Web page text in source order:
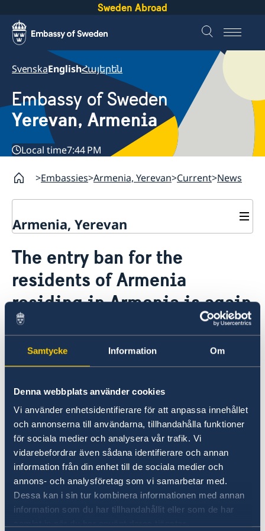
Samtycke Information Om
Denna webbplats använder cookies
Vi använder enhetsidentifierare för att anpassa innehållet
och annonserna till användarna, tillhandahålla funktioner
för sociala medier och analysera vår trafik. Vi
vidarebefordrar även sådana identifierare och annan
information från din enhet till de sociala medier och
annons- och analysföretag som vi samarbetar med.
Dessa kan i sin tur kombinera informationen med annan
information som du har tillhandahållit eller som de har
Sweden Abroad
SvenskaEnglishՀայերեն
Embassy of Sweden
Yerevan, Armenia
Local time7:44 PM
Embassies Armenia, Yerevan Current News
Armenia, Yerevan
About us
Ambassador
Current
News
Vote in Armenia
The entry ban for the
residents of Armenia
residing in Armenia is again
in force
20 Sep 2021
Given the epidemiological
developments regarding the corona
pandemic, and based on an EU
decision, the Government of Sweden
has added Armenia to the list of
countries from which residents are
generally banned to enter Sweden.
This means that the entry ban for the